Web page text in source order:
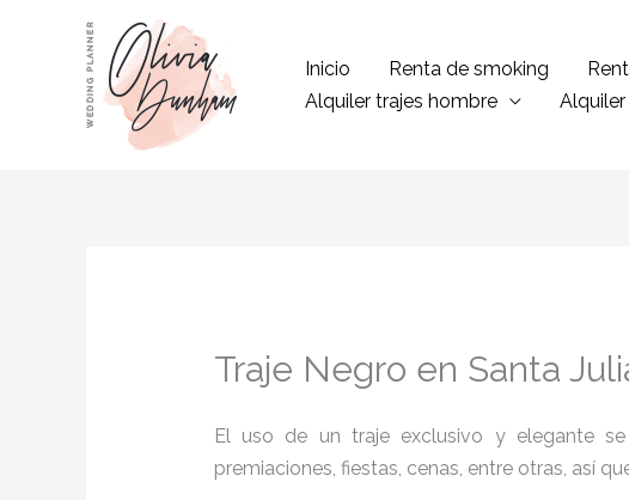
contenido
Inicio Renta de smoking
Alquiler trajes hombre
Traje Negro en Santa
El uso de un traje exclusivo y elegante se
premiaciones, fiestas, cenas, entre otras, así